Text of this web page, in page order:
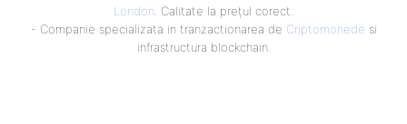
London. Calitate la prețul corect.
- Companie specializata in tranzactionarea de Criptomonede si
infrastructura blockchain.